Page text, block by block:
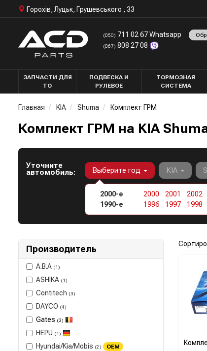
Горохів, Луцьк, Грушевського , 33
(050) 711 02 67 Whatsapp
(067) 808 27 08
ЗАПЧАСТИ ДЛЯ
ТО
ПОДВЕСКА И
РУЛЕВОЕ
ТОРМОЗНАЯ
СИСТЕМА
Главная KIA Shuma Комплект ГРМ
Комплект ГРМ на KIA
Уточните
автомобиль: Выберите год
2000-е 2000 2001 2002
1990-е
1996 1997 1998
KIA
Производитель
A.B.A (1)
ASHIKA (1)
Contitech (3)
DAYCO (4)
Gates (3)
HEPU (1)
Hyundai/Kia/Mobis (2) OEM